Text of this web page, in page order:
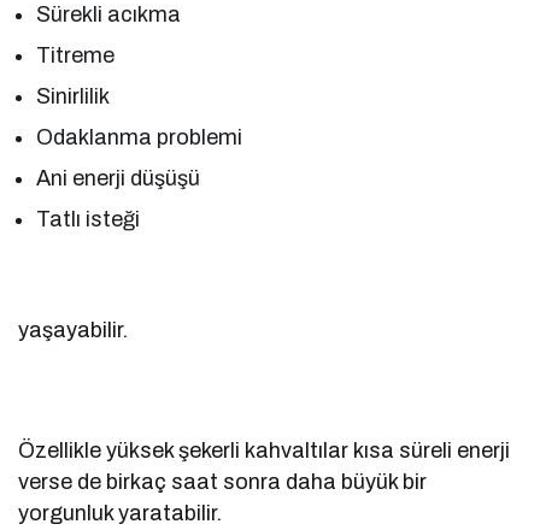
Sürekli acıkma
Titreme
Sinirlilik
Odaklanma problemi
Ani enerji düşüşü
Tatlı isteği
yaşayabilir.
Özellikle yüksek şekerli kahvaltılar kısa süreli enerji
verse de birkaç saat sonra daha büyük bir
yorgunluk yaratabilir.